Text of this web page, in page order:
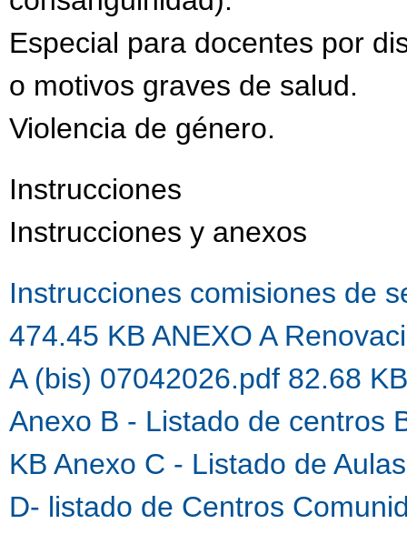
Especial para docentes por
o motivos graves de salud.
Violencia de género.
Instrucciones
Instrucciones y anexos
Instrucciones comisiones de
474.45 KB ANEXO A
A (bis) 07042026.pdf 82.68
Anexo B - Listado de centros
KB Anexo C - Listado de
D- listado de Centros